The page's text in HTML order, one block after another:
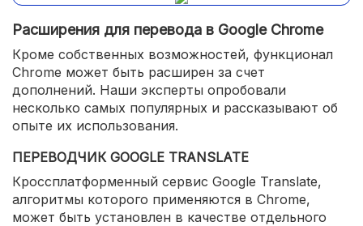
Расширения для перевода в Google Chrome
Кроме собственных возможностей, функционал
Chrome может быть расширен за счет
дополнений. Наши эксперты опробовали
несколько самых популярных и рассказывают об
опыте их использования.
ПЕРЕВОДЧИК GOOGLE TRANSLATE
Кроссплатформенный сервис Google Translate,
алгоритмы которого применяются в Chrome,
может быть установлен в качестве отдельного